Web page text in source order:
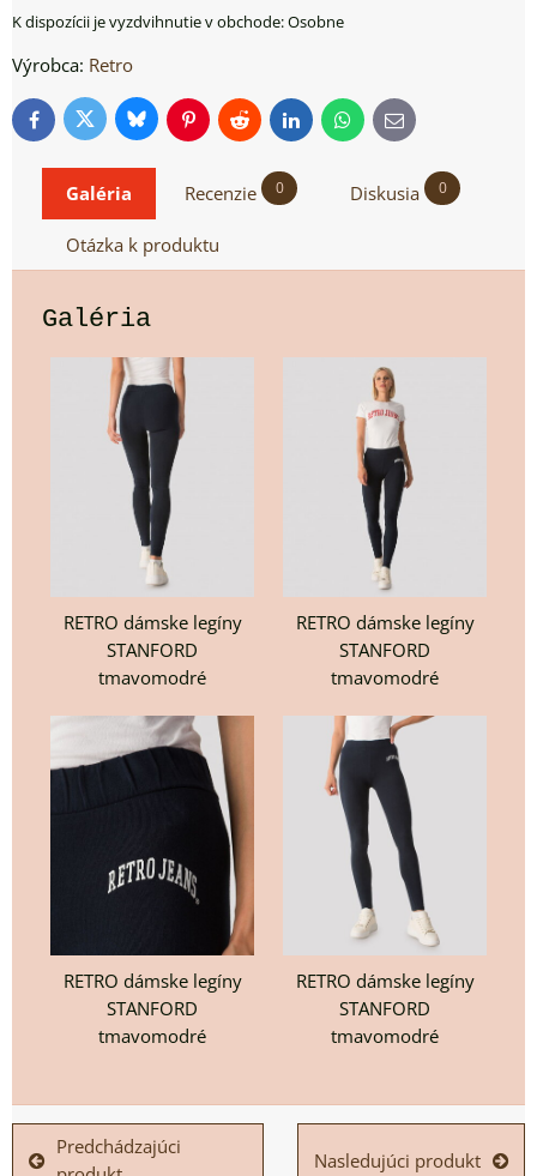
Osobne
Výrobca: Retro
FacebookTwitterBlueskyPinterestReddit LinkedInWhatsApp
E-
mail
Galéria Recenzie 0 Diskusia 0
Otázka k produktu
Galéria
RETRO dámske legíny
STANFORD
tmavomodré
RETRO dámske legíny
STANFORD
tmavomodré
RETRO dámske legíny
STANFORD
tmavomodré
RETRO dámske legíny
STANFORD
tmavomodré
Predchádzajúci
Nasledujúci produkt